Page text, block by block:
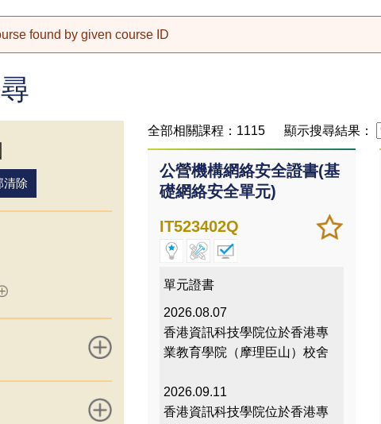
found by given course ID
全部相關課程：1115 顯示搜尋結果：
公營機構網絡安全證書(基
礎網絡安全單元)
加
入/
課程
儲存
課程
IT523402Q
單元證書
2026.08.07
香港資訊科技學院位於香港專
業教育學院（摩理臣山）校舍
2026.09.11
香港資訊科技學院位於香港專